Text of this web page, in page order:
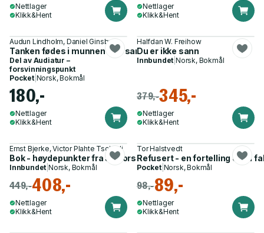
Nettlager
Klikk&Hent
Nettlager
Klikk&Hent
Audun Lindholm, Daniel Ginsby
Tanken fødes i munnen - en samtale over fire dager
Del av Audiatur –
forsvinningspunkt
Pocket| Norsk, Bokmål
180,-
Nettlager
Klikk&Hent
Halfdan W. Freihow
Du er ikke sann
Innbundet |Norsk, Bokmål
379,-345,-
Nettlager
Klikk&Hent
Ernst Bjerke, Victor Plahte Tschudi
Bok - høydepunkter fra 33 norske boksamlinger
Innbundet |Norsk, Bokmål
449,-408,-
Nettlager
Klikk&Hent
Tor Halstvedt
Refusert - en fortelling om å
Pocket| Norsk, Bokmål
98,-89,-
Nettlager
Klikk&Hent